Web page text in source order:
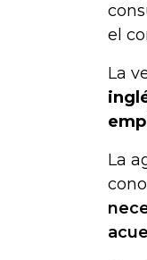
el
La
La